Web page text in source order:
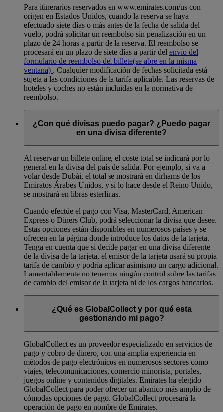
Para itinerarios reservados en www.emirates.com/us con
origen en Estados Unidos, cuando la reserva se haya
efectuado siete días o más antes de la fecha de salida del
vuelo, podrá solicitar un reembolso sin penalización en un
plazo de 24 horas a partir de la reserva. El reembolso se
procesará en un plazo de siete días a partir del envío del
formulario de reembolso del billete(se abre en la misma
ventana) . Cualquier modificación de fechas solicitada está
sujeta a las condiciones de la tarifa aplicable. Las reservas de
hoteles y coches no están incluidas en la normativa de
reembolso.
¿Con qué divisas puedo pagar? ¿Puedo pagar
en una divisa diferente?
Al reservar un billete online, el coste total se indicará por lo
general en la divisa del país de salida. Por ejemplo, si va a
volar desde Dubái, el total se mostrará en dirhams de los
Emiratos Árabes Unidos, y si lo hace desde el Reino Unido,
se mostrará en libras esterlinas.
Cuando efectúe el pago con Visa, MasterCard, American
Express o Diners Club, podrá seleccionar la divisa que desee.
Estas opciones están disponibles en numerosos países y se
ofrecen en la página donde introduce los datos de la tarjeta.
Tenga en cuenta que si decide pagar en una divisa diferente
de la divisa de la tarjeta, el emisor de la tarjeta usará su propia
tarifa de cambio y podría aplicar asimismo un cargo adicional.
Lamentablemente no tenemos ningún control sobre las tarifas
de cambio del emisor de la tarjeta ni de los cargos bancarios.
¿Qué es GlobalCollect y por qué esta
gestionando mi pago?
GlobalCollect es un proveedor especializado en servicios de
pago y cobro de dinero, con una amplia experiencia en
métodos de pago electrónicos en numerosos sectores como
viajes, telecomunicaciones, comercio minorista, portales,
juegos online y contenidos digitales. Emirates ha elegido
GlobalCollect para poder ofrecer un abanico más amplio de
cómodas opciones de pago. GlobalCollect procesará la
operación de pago en nombre de Emirates.